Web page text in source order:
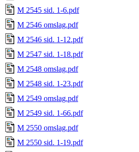
M 2545 sid. 1-6.pdf
M 2546 omslag.pdf
M 2546 sid. 1-12.pdf
M 2547 sid. 1-18.pdf
M 2548 omslag.pdf
M 2548 sid. 1-23.pdf
M 2549 omslag.pdf
M 2549 sid. 1-66.pdf
M 2550 omslag.pdf
M 2550 sid. 1-19.pdf